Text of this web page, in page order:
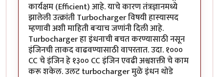
कार्यक्षम (Efficient) आहे. याचे कारण तंत्रज्ञानमध्ये
झालेली उत्क्रांती Turbocharger विषयी हास्यास्पद
म्हणावी अशी माहिती बऱ्याच जणांनी दिली आहे.
Turbocharger हा इंधनाची बचत करण्यासाठी नसून
इंजिनची ताकद वाढवण्यासाठी वापरतात. उदा. १०००
CC चे इंजिन हे १३०० CC इंजिन एवढी अश्वशक्ती चे काम
करू शकेल. उलट turbocharger मुळे इंधन थोडे